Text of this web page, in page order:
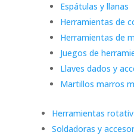
Espátulas y llanas
Herramientas de
Herramientas de
Juegos de
Llaves dados y
Martillos marros
Herramientas
Soldadoras y